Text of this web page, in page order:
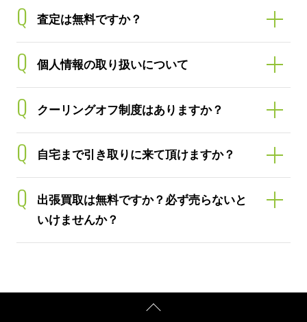
Q 査定は無料ですか？
Q 個人情報の取り扱いについて
Q クーリングオフ制度はありますか？
Q 自宅まで引き取りに来て頂けますか？
Q
出張買取は無料ですか？必ず売らないと
いけませんか？